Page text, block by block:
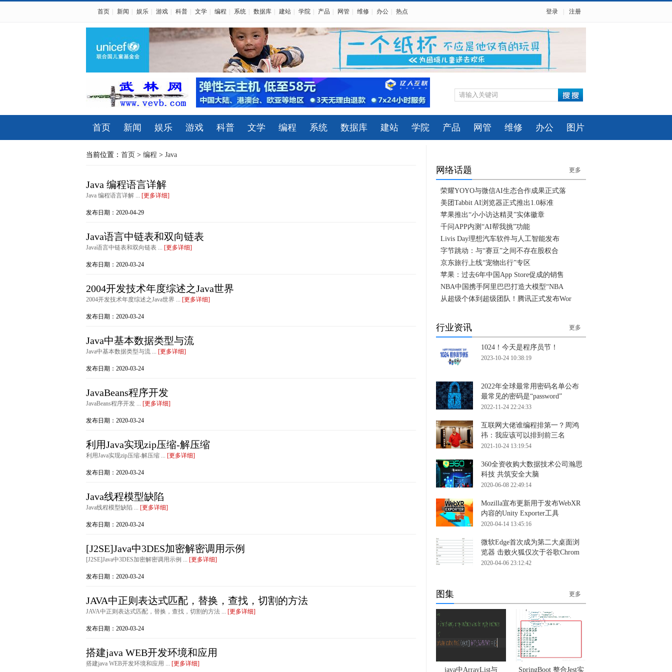
首页 新闻 娱乐 游戏 科普 文学 编程 系统 数据库 建站 学院 产品 网管 维修 办公 热点 登录 注册
首页 新闻 娱乐 游戏 科普 文学 编程 系统 数据库 建站 学院 产品 网管 维修 办公 图片
当前位置： 首页 > 编程 > Java
Java 编程语言详解
Java 编程语言详解 ... [更多详细]
发布日期：2020-04-29
Java语言中链表和双向链表
Java语言中链表和双向链表 ... [更多详细]
发布日期：2020-03-24
2004开发技术年度综述之Java世界
2004开发技术年度综述之Java世界 ... [更多详细]
发布日期：2020-03-24
Java中基本数据类型与流
Java中基本数据类型与流 ... [更多详细]
发布日期：2020-03-24
JavaBeans程序开发
JavaBeans程序开发 ... [更多详细]
发布日期：2020-03-24
利用Java实现zip压缩-解压缩
利用Java实现zip压缩-解压缩 ... [更多详细]
发布日期：2020-03-24
Java线程模型缺陷
Java线程模型缺陷 ... [更多详细]
发布日期：2020-03-24
[J2SE]Java中3DES加密解密调用示例
[J2SE]Java中3DES加密解密调用示例 ... [更多详细]
发布日期：2020-03-24
JAVA中正则表达式匹配，替换，查找，切割的方法
JAVA中正则表达式匹配，替换，查找，切割的方法 ... [更多详细]
发布日期：2020-03-24
搭建java WEB开发环境和应用
搭建java WEB开发环境和应用 ... [更多详细]
网络话题 更多
荣耀YOYO与微信AI生态合作成果正式落
美团Tabbit AI浏览器正式推出1.0标准
苹果推出“小小访达精灵”实体徽章
千问APP内测“AI帮我挑”功能
Livis Day理想汽车软件与人工智能发布
字节跳动：与“赛豆”之间不存在股权合
京东旅行上线“宠物出行”专区
苹果：过去6年中国App Store促成的销售
NBA中国携手阿里巴巴打造大模型“NBA
从超级个体到超级团队！腾讯正式发布Wor
行业资讯 更多
1024！今天是程序员节！
2023-10-24 10:38:19
2022年全球最常用密码名单公布
最常见的密码是“password”
2022-11-24 22:24:33
互联网大佬谁编程排第一？周鸿
祎：我应该可以排到前三名
2021-10-24 13:19:54
360全资收购大数据技术公司瀚思
科技 共筑安全大脑
2020-06-08 22:49:14
Mozilla宣布更新用于发布WebXR
内容的Unity Exporter工具
2020-04-14 13:45:16
微软Edge首次成为第二大桌面浏
览器 击败火狐仅次于谷歌Chrom
2020-04-06 23:12:42
图集 更多
java中ArrayList与
SpringBoot 整合Jest实